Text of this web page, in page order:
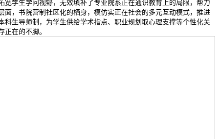
宽学生学问视野，无效填补了专业院系正在通识教育上的局限，帮力
面，书院营制社区化的栖身，模仿实正在社会的多元互动模式，推进
科生导师制，为学生供给学术指点、职业规划取心理支撑等个性化关
正在的不脚。